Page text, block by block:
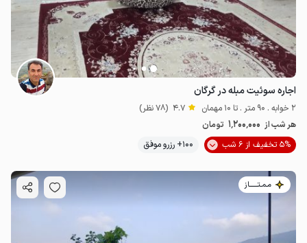
اجاره سوئیت مبله در گرگان
2 خوابه . 90 متر . تا 10 مهمان 4.7 (78 نظر)
هر شب از 1٬200٬000 تومان
5% تخفیف از 6 شب
100+ رزرو موفق
مـمـتــــــاز